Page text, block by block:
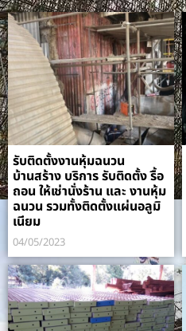
รับติดตั้งงานหุ้มฉนวน
บ้านสร้าง บริการ รับติดตั้ง รื้อ
ถอน ให้เช่านั่งร้าน และ งานหุ้ม
ฉนวน รวมทั้งติดตั้งแผ่นอลูมิ
เนียม
04/05/2023